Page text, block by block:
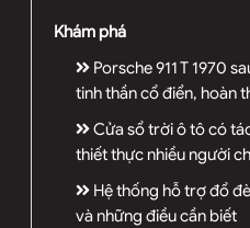
Khám phá
Porsche 911 T 1970
tinh thần cổ điển, hoàn
Cửa sổ trời ô tô có
thiết thực nhiều người
Hệ thống hỗ trợ đổ
và những điều cần biết